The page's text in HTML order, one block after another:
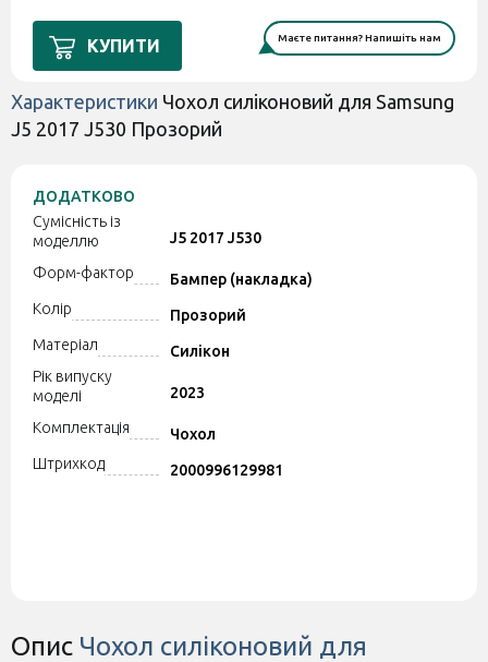
КУПИТИ Маєте питання? Напишіть нам
Характеристики Чохол силіконовий для Samsung
J5 2017 J530 Прозорий
ДОДАТКОВО
Сумісність із
моделлю
J5 2017 J530
Форм-фактор
Бампер (накладка)
Колір
Прозорий
Матеріал
Силікон
Рік випуску
моделі
2023
Комплектація
Чохол
Штрихкод
2000996129981
Опис Чохол силіконовий для